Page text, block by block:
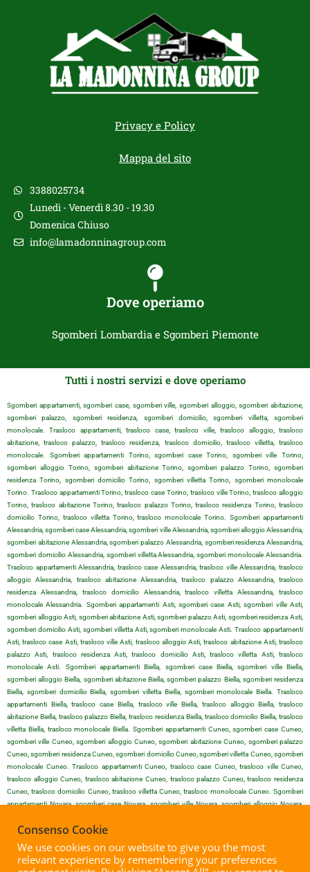
Privacy e Policy
Mappa del sito
3388025734
Lunedì - Venerdì 8.30 - 19.30
Domenica Chiuso
info@lamadonninagroup.com
Dove operiamo
Sgomberi Lombardia e Sgomberi Piemonte
Tutti i nostri servizi e dove operiamo
Sgomberi appartamenti, sgomberi case, sgomberi ville, sgomberi alloggio, sgomberi abitazione,
sgomberi palazzo, sgomberi residenza, sgomberi domicilio, sgomberi villetta, sgomberi
monolocale. Trasloco appartamenti, trasloco case, trasloco ville, trasloco alloggio, trasloco
abitazione, trasloco palazzo, trasloco residenza, trasloco domicilio, trasloco villetta, trasloco
monolocale. Sgomberi appartamenti Torino, sgomberi case Torino, sgomberi ville Torino,
sgomberi alloggio Torino, sgomberi abitazione Torino, sgomberi palazzo Torino, sgomberi
residenza Torino, sgomberi domicilio Torino, sgomberi villetta Torino, sgomberi monolocale
Torino. Trasloco appartamenti Torino, trasloco case Torino, trasloco ville Torino, trasloco alloggio
Torino, trasloco abitazione Torino, trasloco palazzo Torino, trasloco residenza Torino, trasloco
domicilio Torino, trasloco villetta Torino, trasloco monolocale Torino. Sgomberi appartamenti
Alessandria, sgomberi case Alessandria, sgomberi ville Alessandria, sgomberi alloggio Alessandria,
sgomberi abitazione Alessandria, sgomberi palazzo Alessandria, sgomberi residenza Alessandria,
sgomberi domicilio Alessandria, sgomberi villetta Alessandria, sgomberi monolocale Alessandria.
Trasloco appartamenti Alessandria, trasloco case Alessandria, trasloco ville Alessandria, trasloco
alloggio Alessandria, trasloco abitazione Alessandria, trasloco palazzo Alessandria, trasloco
residenza Alessandria, trasloco domicilio Alessandria, trasloco villetta Alessandria, trasloco
monolocale Alessandria. Sgomberi appartamenti Asti, sgomberi case Asti, sgomberi ville Asti,
sgomberi alloggio Asti, sgomberi abitazione Asti, sgomberi palazzo Asti, sgomberi residenza Asti,
sgomberi domicilio Asti, sgomberi villetta Asti, sgomberi monolocale Asti. Trasloco appartamenti
Asti, trasloco case Asti, trasloco ville Asti, trasloco alloggio Asti, trasloco abitazione Asti, trasloco
palazzo Asti, trasloco residenza Asti, trasloco domicilio Asti, trasloco villetta Asti, trasloco
monolocale Asti. Sgomberi appartamenti Biella, sgomberi case Biella, sgomberi ville Biella,
sgomberi alloggio Biella, sgomberi abitazione Biella, sgomberi palazzo Biella, sgomberi residenza
Biella, sgomberi domicilio Biella, sgomberi villetta Biella, sgomberi monolocale Biella. Trasloco
appartamenti Biella, trasloco case Biella, trasloco ville Biella, trasloco alloggio Biella, trasloco
abitazione Biella, trasloco palazzo Biella, trasloco residenza Biella, trasloco domicilio Biella, trasloco
villetta Biella, trasloco monolocale Biella. Sgomberi appartamenti Cuneo, sgomberi case Cuneo,
sgomberi ville Cuneo, sgomberi alloggio Cuneo, sgomberi abitazione Cuneo, sgomberi palazzo
Cuneo, sgomberi residenza Cuneo, sgomberi domicilio Cuneo, sgomberi villetta Cuneo, sgomberi
monolocale Cuneo. Trasloco appartamenti Cuneo, trasloco case Cuneo, trasloco ville Cuneo,
trasloco alloggio Cuneo, trasloco abitazione Cuneo, trasloco palazzo Cuneo, trasloco residenza
Cuneo, trasloco domicilio Cuneo, trasloco villetta Cuneo, trasloco monolocale Cuneo. Sgomberi
appartamenti Novara, sgomberi case Novara, sgomberi ville Novara, sgomberi alloggio Novara,
domicilio Novara, sgomberi villetta Novara, sgomberi monolocale Novara. Trasloco appartamenti
Novara, trasloco case Novara, trasloco ville Novara, trasloco alloggio Novara, trasloco abitazione
Novara, trasloco palazzo Novara, trasloco residenza Novara, trasloco domicilio Novara, trasloco
villetta Novara, trasloco monolocale Novara. Sgomberi appartamenti Vercelli, sgomberi case Vercelli,
Consenso Cookie
We use cookies on our website to give you the most
relevant experience by remembering your preferences